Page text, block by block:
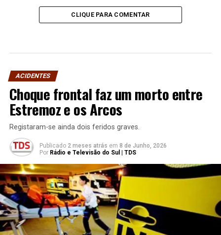
CLIQUE PARA COMENTAR
ACIDENTES
Choque frontal faz um morto entre
Estremoz e os Arcos
Registaram-se ainda dois feridos graves.
Publicado 2 meses atrás em 8 de Junho, 2026
Por Rádio e Televisão do Sul | TDS